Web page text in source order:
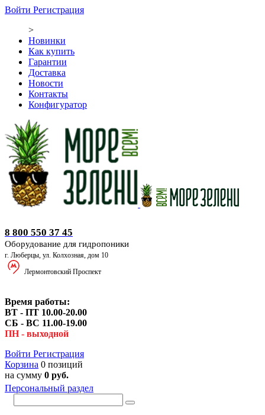
Войти Регистрация
>
Новинки
Как купить
Гарантии
Доставка
Новости
Контакты
Конфигуратор
8 800 550 37 45
Оборудование для гидропоники
г. Люберцы, ул. Колхозная, дом 10
Лермонтовский Проспект
Время работы:
ВТ - ПТ 10.00-20.00
СБ - ВС 11.00-19.00
ПН - выходной
Войти Регистрация
Корзина 0 позиций
на сумму 0 руб.
Персональный раздел